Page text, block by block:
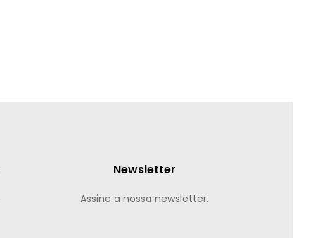
Newsletter
Assine a nossa newsletter.